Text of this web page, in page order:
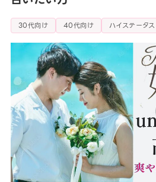
30代向け 40代向け ハイステータス